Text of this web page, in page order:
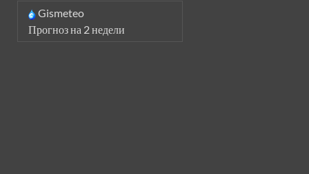
Gismeteo
Прогноз на 2 недели